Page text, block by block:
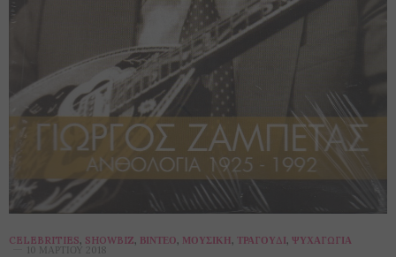
CELEBRITIES, SHOWBIZ, ΒΊΝΤΕΟ, ΜΟΥΣΙΚΉ, ΤΡΑΓΟΎΔΙ, ΨΥΧΑΓΩΓΊΑ
10 ΜΑΡΤΊΟΥ 2018